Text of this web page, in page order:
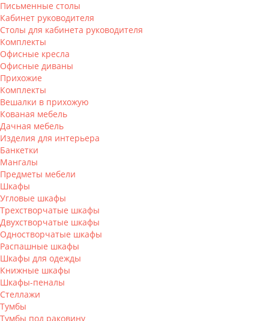
Письменные столы
Кабинет руководителя
Столы для кабинета руководителя
Комплекты
Офисные кресла
Офисные диваны
Прихожие
Комплекты
Вешалки в прихожую
Кованая мебель
Дачная мебель
Изделия для интерьера
Банкетки
Мангалы
Предметы мебели
Шкафы
Угловые шкафы
Трехстворчатые шкафы
Двухстворчатые шкафы
Одностворчатые шкафы
Распашные шкафы
Шкафы для одежды
Книжные шкафы
Шкафы-пеналы
Стеллажи
Тумбы
Тумбы под раковину